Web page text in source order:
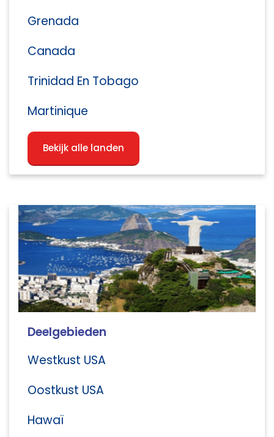
Grenada
Canada
Trinidad En Tobago
Martinique
Bekijk alle landen
Deelgebieden
Westkust USA
Oostkust USA
Hawaï